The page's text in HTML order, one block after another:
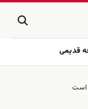
قدیمی
است